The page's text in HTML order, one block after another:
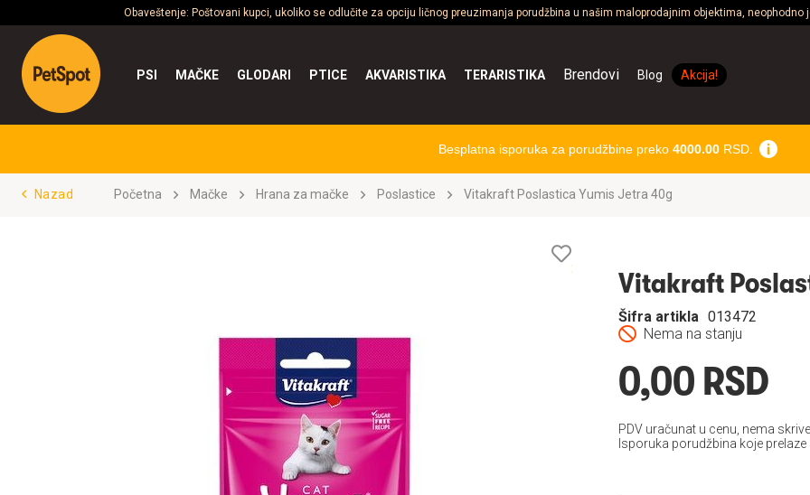
Obaveštenje: Poštovani kupci, ukoliko se odlučite za opciju ličnog preuzimanja porudžbina u našim maloprodajnim objektima,
PSI MAČKE GLODARI PTICE AKVARISTIKA TERARISTIKA Brendovi Blog Akcija!
Besplatna isporuka za porudžbine preko 4000.00RSD.
Nazad Početna Mačke Hrana za mačke Poslastice Vitakraft Poslastica Yumis Jetra 40g
želja
Vitakraft
Nema na stanju
Šifra artikla 013472
0,00 RSD
PDV uračunat u cenu, nema
Isporuka porudžbina koje